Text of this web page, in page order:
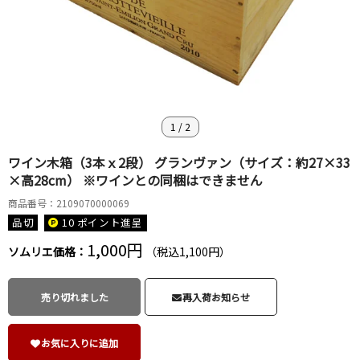
1 / 2
ワイン木箱（3本ｘ2段） グランヴァン（サイズ：約27×33
×高28cm） ※ワインとの同梱はできません
商品番号：2109070000069
品切 10 ポイント進呈
ソムリエ価格： 1,000円 （税込1,100円）
売り切れました 再入荷お知らせ
お気に入りに追加